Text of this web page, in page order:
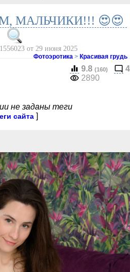
МАЛЬЧИКИ!!! 😍😍
от 29 июня 2025
Фотоэротика > Красивая грудь
9.8 (160)
4
2890
не заданы теги
сайта ]